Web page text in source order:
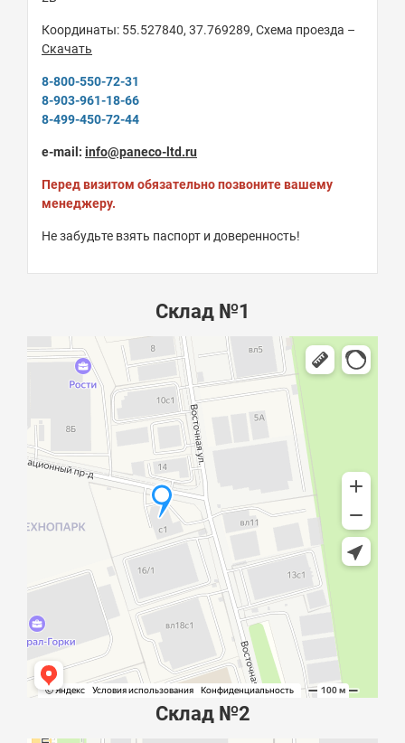
Координаты: 55.527840, 37.769289, Схема проезда –
Скачать
8-800-550-72-31
8-903-961-18-66
8-499-450-72-44
e-mail: info@paneco-ltd.ru
Перед визитом обязательно позвоните вашему
менеджеру.
Не забудьте взять паспорт и доверенность!
Склад №1
Склад №2